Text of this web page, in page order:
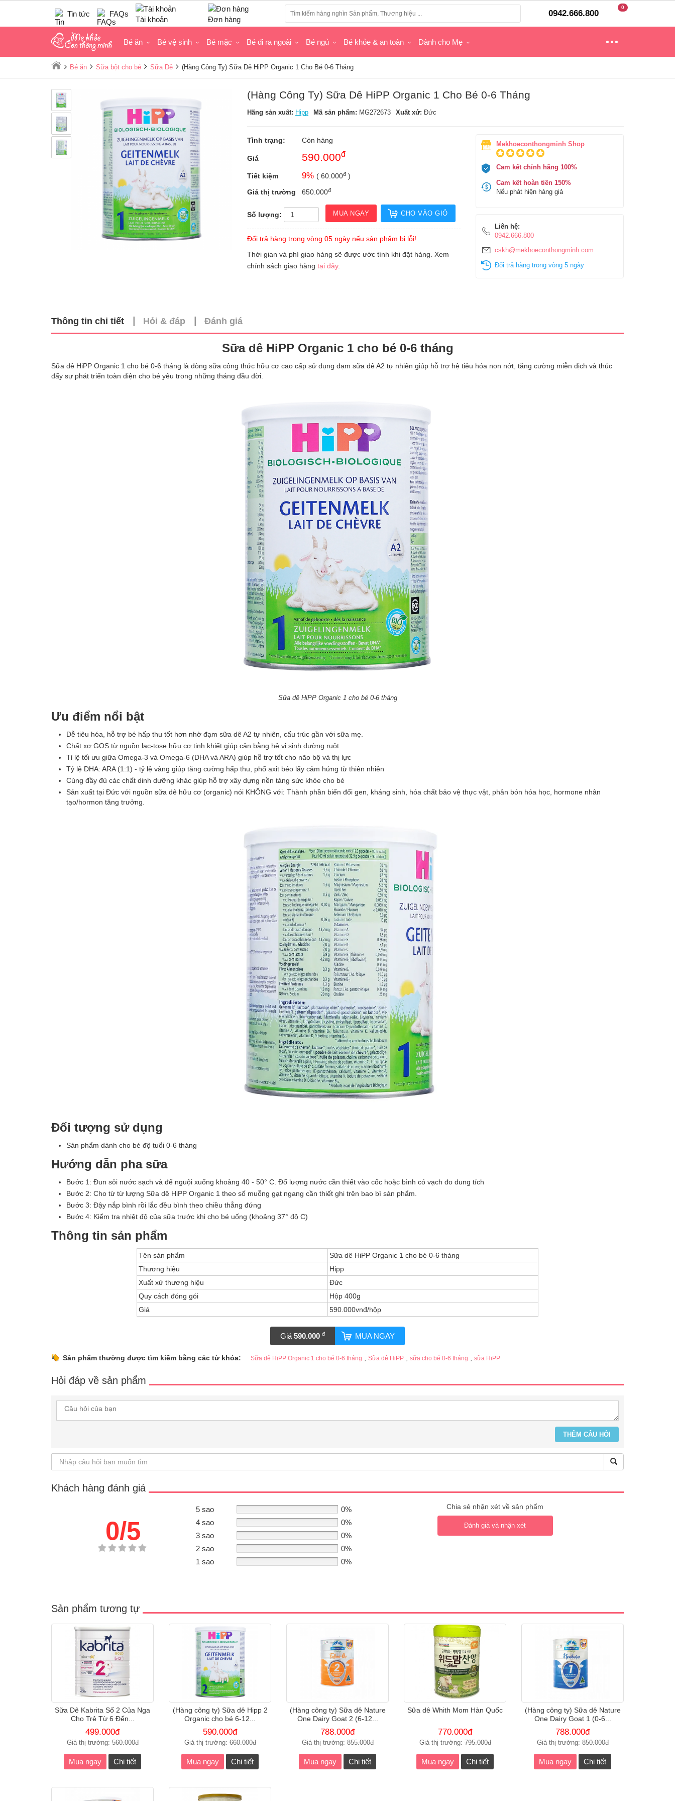
Tin tức FAQs
Tài khoản Đơn hàng
0942.666.800
0
Bé ăn Bé vệ sinh Bé mặc Bé đi ra ngoài Bé ngủ Bé khỏe & an toàn Dành cho Mẹ
Bé ăn Sữa bột cho bé Sữa Dê (Hàng Công Ty) Sữa Dê HiPP Organic 1 Cho Bé 0-6 Tháng
(Hàng Công Ty) Sữa Dê HiPP Organic 1 Cho Bé 0-6 Tháng
Hãng sản xuất: Hipp Mã sản phẩm: MG272673 Xuất xứ: Đức
Tình trạng: Còn hàng
Giá 590.000đ
Tiết kiệm 9% ( 60.000đ )
Giá thị trường
650.000đ
Số lượng: MUA NGAY CHO VÀO GIỎ
Đổi trả hàng trong vòng 05 ngày nếu sản phẩm bị lỗi!
Thời gian và phí giao hàng sẽ được ước tính khi đặt hàng. Xem
chính sách giao hàng tại đây.
Mekhoeconthongminh Shop
Cam kết chính hãng 100%
Cam kết hoàn tiền 150%
Nếu phát hiện hàng giả
Liên hệ:
0942.666.800
cskh@mekhoeconthongminh.com
Đổi trả hàng trong vòng 5 ngày
Thông tin chi tiết Hỏi & đáp Đánh giá
Sữa dê HiPP Organic 1 cho bé 0-6 tháng
Sữa dê HiPP Organic 1 cho bé 0-6 tháng là dòng sữa công thức hữu cơ cao cấp sử dụng đạm sữa dê A2 tự nhiên giúp hỗ trợ hệ tiêu hóa non nớt, tăng cường miễn dịch và thúc
đẩy sự phát triển toàn diện cho bé yêu trong những tháng đầu đời.
Sữa dê HiPP Organic 1 cho bé 0-6 tháng
Ưu điểm nổi bật
Dễ tiêu hóa, hỗ trợ bé hấp thu tốt hơn nhờ đạm sữa dê A2 tự nhiên, cấu trúc gần với sữa mẹ.
Chất xơ GOS từ nguồn lac-tose hữu cơ tinh khiết giúp cân bằng hệ vi sinh đường ruột
Tỉ lệ tối ưu giữa Omega-3 và Omega-6 (DHA và ARA) giúp hỗ trợ tốt cho não bộ và thị lực
Tỷ lệ DHA: ARA (1:1) - tỷ lệ vàng giúp tăng cường hấp thu, phổ axit béo lấy cảm hứng từ thiên nhiên
Cùng đầy đủ các chất dinh dưỡng khác giúp hỗ trợ xây dựng nền tảng sức khỏe cho bé
Sản xuất tại Đức với nguồn sữa dê hữu cơ (organic) nói KHÔNG với: Thành phần biến đổi gen, kháng sinh, hóa chất bảo vệ thực vật, phân bón hóa học, hormone nhân
tạo/hormon tăng trưởng.
Đối tượng sử dụng
Sản phẩm dành cho bé độ tuổi 0-6 tháng
Hướng dẫn pha sữa
Bước 1: Đun sôi nước sạch và để nguội xuống khoảng 40 - 50° C. Đổ lượng nước cần thiết vào cốc hoặc bình có vạch đo dung tích
Bước 2: Cho từ từ lượng Sữa dê HiPP Organic 1 theo số muỗng gạt ngang cần thiết ghi trên bao bì sản phẩm.
Bước 3: Đậy nắp bình rồi lắc đều bình theo chiều thẳng đứng
Bước 4: Kiểm tra nhiệt độ của sữa trước khi cho bé uống (khoảng 37° độ C)
Thông tin sản phẩm
Tên sản phẩm
Sữa dê HiPP Organic 1 cho bé 0-6 tháng
Thương hiệu
Hipp
Xuất xứ thương hiệu
Đức
Quy cách đóng gói
Hộp 400g
Giá
590.000vnđ/hộp
Giá 590.000 đ MUA NGAY
Sản phẩm thường được tìm kiếm bằng các từ khóa: Sữa dê HiPP Organic 1 cho bé 0-6 tháng Sữa dê HiPP sữa cho bé 0-6 tháng sữa HiPP
Hỏi đáp về sản phẩm
Khách hàng đánh giá
0/5
5 sao
0%
4 sao
0%
3 sao
0%
2 sao
0%
1 sao
0%
Chia sẻ nhận xét về sản phẩm
Đánh giá và nhận xét
Sản phẩm tương tự
Sữa Dê Kabrita Số 2 Của Nga
Cho Trẻ Từ 6 Đến...
499.000đ
Giá thị trường:560.000đ
Mua ngay Chi tiết
(Hàng công ty) Sữa dê Hipp 2
Organic cho bé 6-12...
590.000đ
Giá thị trường:660.000đ
Mua ngay Chi tiết
(Hàng công ty) Sữa dê Nature
One Dairy Goat 2 (6-12...
788.000đ
Giá thị trường:855.000đ
Mua ngay Chi tiết
Sữa dê Whith Mom Hàn Quốc
770.000đ
Giá thị trường:795.000đ
Mua ngay Chi tiết
(Hàng công ty) Sữa dê Nature
One Dairy Goat 1 (0-6...
788.000đ
Giá thị trường:850.000đ
Mua ngay Chi tiết